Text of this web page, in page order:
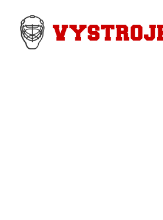
Brankářské